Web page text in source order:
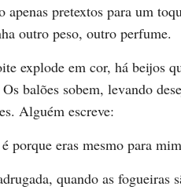
apenas pretextos para um
outro peso, outro perfume.
explode em cor, há beijos
balões sobem, levando
Alguém escreve:
porque eras mesmo para
quando as fogueiras